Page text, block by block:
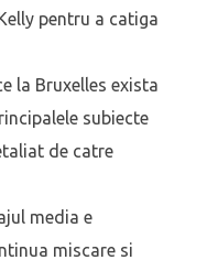
pentru a catiga
la Bruxelles exista
subiecte
de catre
media e
miscare si